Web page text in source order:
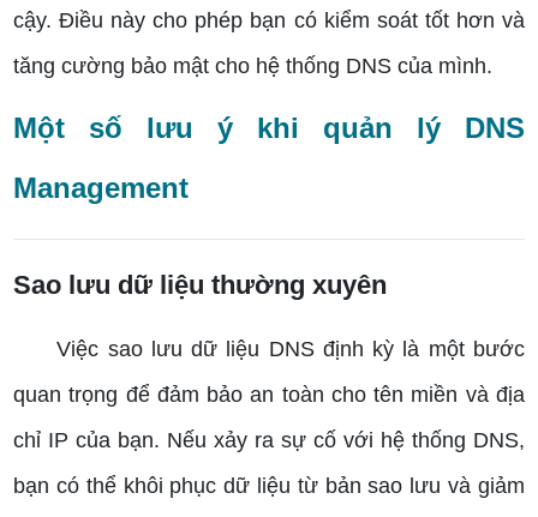
cậy. Điều này cho phép bạn có kiểm soát tốt hơn và
tăng cường bảo mật cho hệ thống DNS của mình.
Một số lưu ý khi quản lý DNS
Management
Sao lưu dữ liệu thường xuyên
Việc sao lưu dữ liệu DNS định kỳ là một bước
quan trọng để đảm bảo an toàn cho tên miền và địa
chỉ IP của bạn. Nếu xảy ra sự cố với hệ thống DNS,
bạn có thể khôi phục dữ liệu từ bản sao lưu và giảm